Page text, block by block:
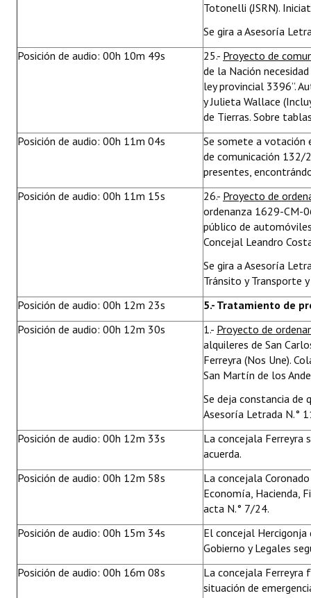
Totonelli (JSRN).
Se gira a Asesoría
Posición de audio: 00h 10m 49s
25.- Proyecto de
de la Nación
ley provincial 3396”.
y Julieta Wallace
de Tierras. Sobre
Posición de audio: 00h 11m 04s
Se somete a
de comunicación 132/
presentes,
Posición de audio: 00h 11m 15s
26.- Proyecto de
ordenanza 1629-CM-
público de
Concejal Leandro
Se gira a Asesoría
Tránsito y Transporte
Posición de audio: 00h 12m 23s
5.- Tratamiento de
Posición de audio: 00h 12m 30s
1.- Proyecto de
alquileres de San
Ferreyra (Nos Une).
San Martín de los
Se deja constancia de
Asesoría Letrada N.°
Posición de audio: 00h 12m 33s
La concejala Ferreyra
acuerda.
Posición de audio: 00h 12m 58s
La concejala
Economía, Hacienda,
acta N.° 7/24.
Posición de audio: 00h 15m 34s
El concejal
Gobierno y Legales
Posición de audio: 00h 16m 08s
La concejala Ferreyra
situación de